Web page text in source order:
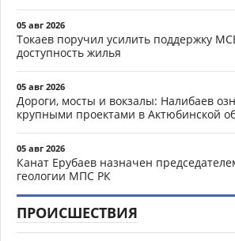
05 авг 2026
Токаев поручил усилить поддержку
доступность жилья
05 авг 2026
Дороги, мосты и вокзалы: Налибаев
крупными проектами в Актюбинской
05 авг 2026
Канат Ерубаев назначен
геологии МПС РК
ПРОИСШЕСТВИЯ